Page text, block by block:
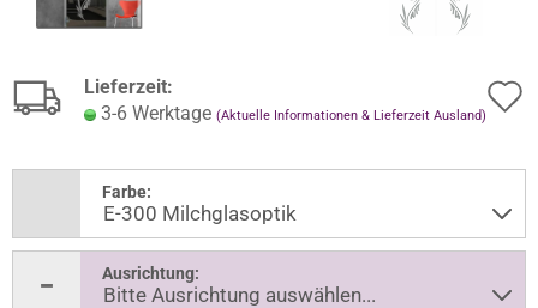
Lieferzeit:
3-6 Werktage (Aktuelle Informationen & Lieferzeit Ausland)
Farbe:
Ausrichtung: